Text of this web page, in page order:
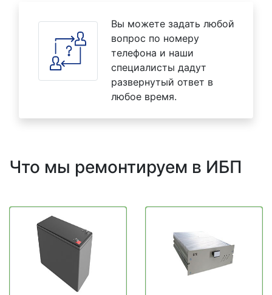
Вы можете задать любой
вопрос по номеру
телефона и наши
специалисты дадут
развернутый ответ в
любое время.
Что мы ремонтируем в ИБП